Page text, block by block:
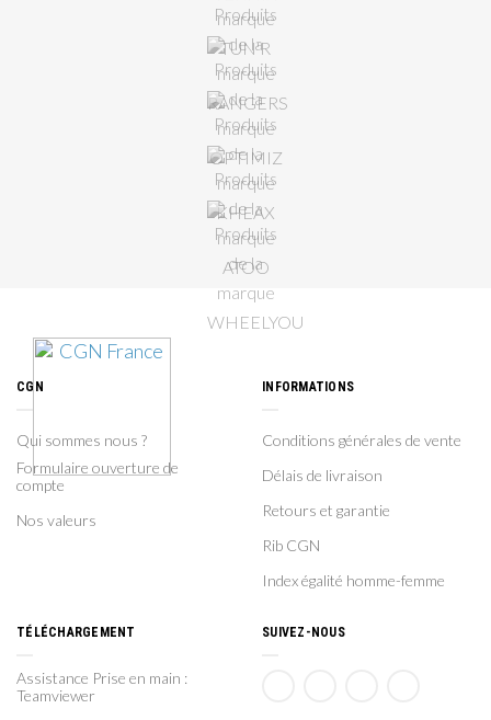
CGN
Qui sommes nous ?
Formulaire ouverture de
compte
Nos valeurs
INFORMATIONS
Conditions générales de vente
Délais de livraison
Retours et garantie
Rib CGN
Index égalité homme-femme
TÉLÉCHARGEMENT
Assistance Prise en main :
Teamviewer
SUIVEZ-NOUS